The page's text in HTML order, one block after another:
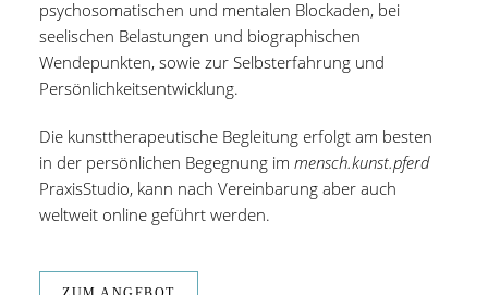
psychosomatischen und mentalen Blockaden, bei
seelischen Belastungen und biographischen
Wendepunkten, sowie zur Selbsterfahrung und
Persönlichkeitsentwicklung.
Die kunsttherapeutische Begleitung erfolgt am besten
in der persönlichen Begegnung im mensch.kunst.pferd
PraxisStudio, kann nach Vereinbarung aber auch
weltweit online geführt werden.